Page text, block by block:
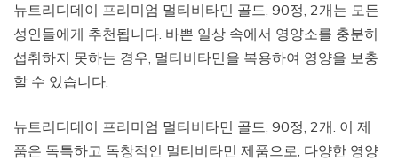
뉴트리디데이 프리미엄 멀티비타민 골드, 90정, 2개는 모든
성인들에게 추천됩니다. 바쁜 일상 속에서 영양소를 충분히
섭취하지 못하는 경우, 멀티비타민을 복용하여 영양을 보충
할 수 있습니다.
뉴트리디데이 프리미엄 멀티비타민 골드, 90정, 2개. 이 제
품은 독특하고 독창적인 멀티비타민 제품으로, 다양한 영양